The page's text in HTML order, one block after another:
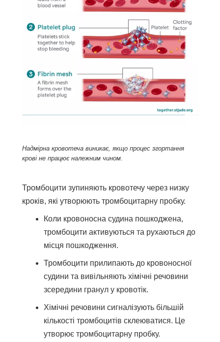
Надмірна кровотеча виникає, якщо процес згортання
крові не працює належним чином.
Тромбоцити зупиняють кровотечу через низку
кроків, які утворюють тромбоцитарну пробку.
Коли кровоносна судина пошкоджена,
тромбоцити активуються та рухаються до
місця пошкодження.
Тромбоцити прилипають до кровоносної
судини та вивільняють хімічні речовини
зсередини гранул у кровотік.
Хімічні речовини сигналізують більшій
кількості тромбоцитів склеюватися. Це
утворює тромбоцитарну пробку.